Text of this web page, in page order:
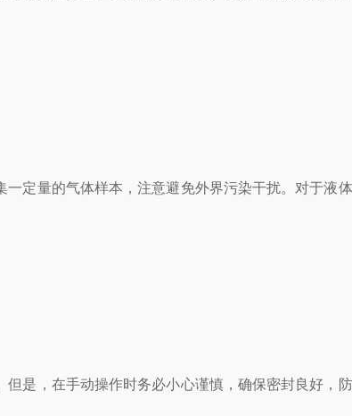
定量的气体样本，注意避免外界污染干扰。对于液
是，在手动操作时务必小心谨慎，确保密封良好，